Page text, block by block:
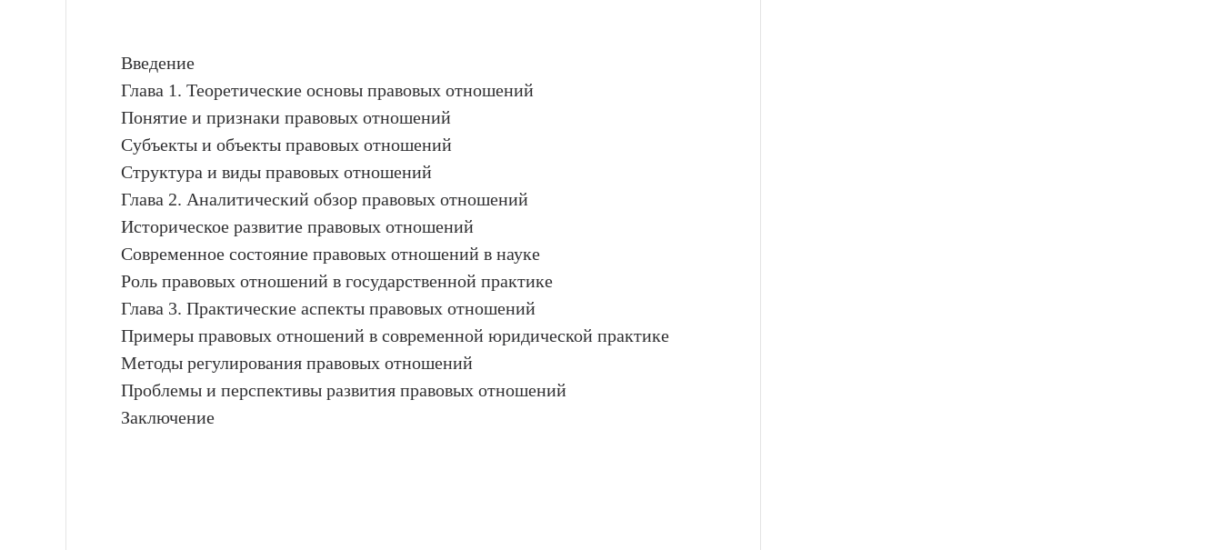
Введение
Глава 1. Теоретические основы правовых отношений
Понятие и признаки правовых отношений
Субъекты и объекты правовых отношений
Структура и виды правовых отношений
Глава 2. Аналитический обзор правовых отношений
Историческое развитие правовых отношений
Современное состояние правовых отношений в науке
Роль правовых отношений в государственной практике
Глава 3. Практические аспекты правовых отношений
Примеры правовых отношений в современной юридической практике
Методы регулирования правовых отношений
Проблемы и перспективы развития правовых отношений
Заключение